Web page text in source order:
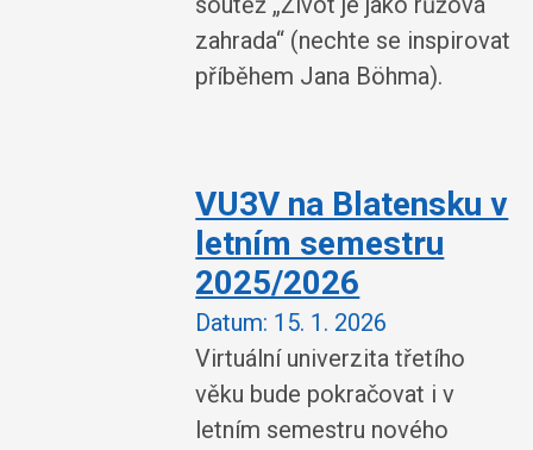
zahrada“ (nechte se inspirovat
příběhem Jana Böhma).
VU3V na Blatensku v
letním semestru
2025/2026
Datum: 15. 1. 2026
Virtuální univerzita třetího
věku bude pokračovat i v
letním semestru nového